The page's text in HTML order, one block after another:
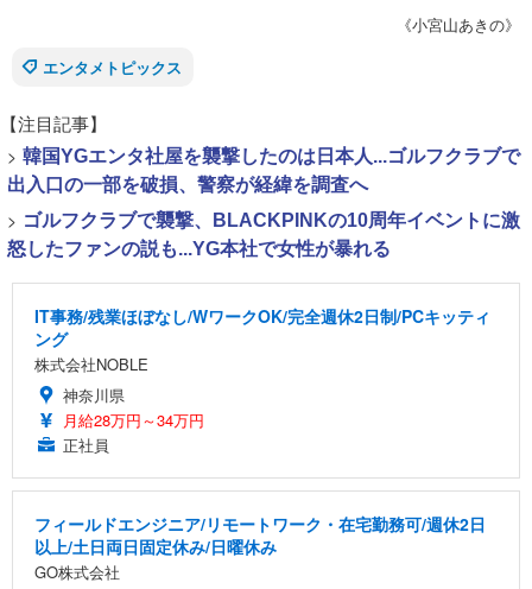
《小宮山あきの》
エンタメトピックス
【注目記事】
> 韓国YGエンタ社屋を襲撃したのは日本人...ゴルフクラブで
出入口の一部を破損、警察が経緯を調査へ
> ゴルフクラブで襲撃、BLACKPINKの10周年イベントに激
怒したファンの説も...YG本社で女性が暴れる
IT事務/残業ほぼなし/WワークOK/完全週休2日制/PCキッティ
ング
株式会社NOBLE
神奈川県
月給28万円～34万円
正社員
フィールドエンジニア/リモートワーク・在宅勤務可/週休2日
以上/土日両日固定休み/日曜休み
GO株式会社